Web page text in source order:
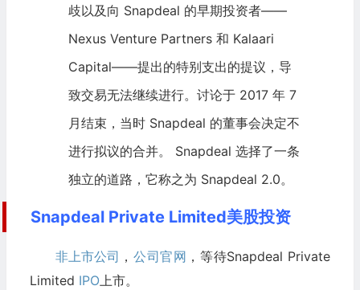
歧以及向 Snapdeal 的早期投资者——
Nexus Venture Partners 和 Kalaari
Capital——提出的特别支出的提议，导
致交易无法继续进行。讨论于 2017 年 7
月结束，当时 Snapdeal 的董事会决定不
进行拟议的合并。 Snapdeal 选择了一条
独立的道路，它称之为 Snapdeal 2.0。
Snapdeal Private Limited美股投资
非上市公司 ， 公司官网 ，等待Snapdeal Private
Limited IPO上市。